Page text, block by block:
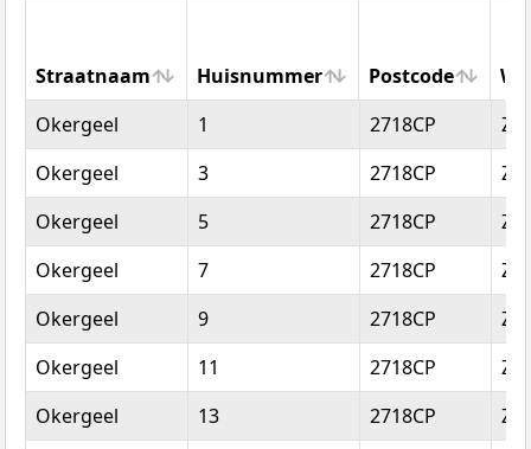
Straatnaam Huisnummer Postcode
Straatnaam
Huisnummer Postcode
Okergeel 1 2718CP
Okergeel
3 2718CP
Okergeel
5 2718CP
Okergeel
7 2718CP
Okergeel
9 2718CP
Okergeel
11 2718CP
Okergeel
13 2718CP